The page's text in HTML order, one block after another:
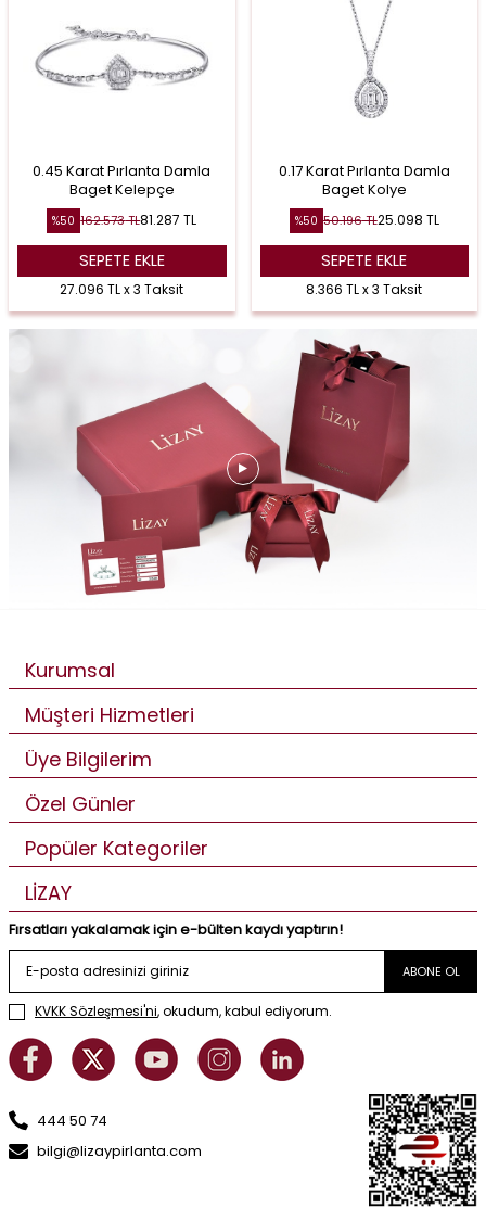
0.45 Karat Pırlanta Damla
Baget Kelepçe
%50 162.573TL81.287 TL
SEPETE EKLE
27.096 TL x 3 Taksit
0.17 Karat Pırlanta Damla
Baget Kolye
%50 50.196TL25.098 TL
SEPETE EKLE
8.366 TL x 3 Taksit
Kurumsal
Müşteri Hizmetleri
Üye Bilgilerim
Özel Günler
Popüler Kategoriler
LİZAY
Fırsatları yakalamak için e-bülten kaydı yaptırın!
ABONE OL
KVKK Sözleşmesi'ni, okudum, kabul ediyorum.
444 50 74
bilgi@lizaypirlanta.com